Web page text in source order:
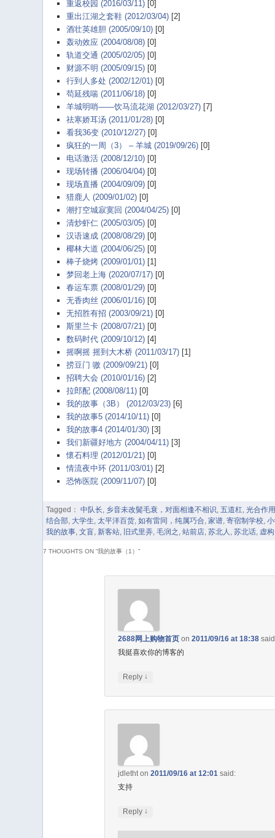
重返校园 (2016/03/11)[0]
重出江湖之套鞋 (2012/03/04)[2]
酒壮英雄胆 (2005/09/10)[0]
轰动效应 (2004/08/08)[0]
轨道交通 (2005/02/05)[0]
财源不明 (2005/09/15)[0]
行到人多处 (2002/12/01)[0]
苟延残喘 (2011/06/18)[0]
羊城明哨——饮马流花湖 (2012/03/27)[7]
祛寒娇耳汤 (2011/01/28)[0]
看我36变 (2010/12/27)[0]
疯狂的一周（3） – 羊城 (2019/09/26)[0]
电话激活 (2008/12/10)[0]
现场转播 (2006/04/04)[0]
现场直播 (2004/09/09)[0]
猎鹿人 (2009/01/02)[0]
潮打空城寂寞回 (2004/04/25)[0]
清炒虾仁 (2005/03/05)[0]
汉语速成 (2008/08/29)[0]
椰林大道 (2004/06/25)[0]
棒子烧烤 (2009/01/01)[1]
梦回老上海 (2020/07/17)[0]
春运车票 (2008/01/29)[0]
无香肉丝 (2006/01/16)[0]
无招胜有招 (2003/09/21)[0]
斯里兰卡 (2008/07/21)[0]
数码时代 (2009/10/12)[4]
摇啊摇 摇到大木桥 (2011/03/17)[1]
捞豆门 嗷 (2009/09/21)[0]
招聘大会 (2010/01/16)[2]
拉郎配 (2008/08/11)[0]
我的故事（3B） (2012/03/23)[6]
我的故事5 (2014/10/11)[0]
我的故事4 (2014/01/30)[3]
我们新疆好地方 (2004/04/11)[3]
懷石料理 (2012/01/21)[0]
情流夜中环 (2011/03/01)[2]
恐怖医院 (2009/11/07)[0]
Tagged： 中队长 乡音未改鬓毛衰，对面相逢不相识 五道杠 光合作用
结合部, 大学生 太平洋百货, 如有雷同，纯属巧合 家谱, 寄宿制学校,
我的故事, 文盲, 新客站, 旧式里弄, 毛润之 站前店, 苏北人 苏北话, 虚构
7 THOUGHTS ON “我的故事（1） ”
2688网上购物首页on 2011/09/16 at 18:38
我挺喜欢你的博客的
Reply ↓
jdlethton 2011/09/16 at 12:01 said:
支持
Reply ↓